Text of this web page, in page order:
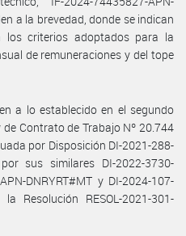
a la brevedad, donde se indican
los criterios adoptados para la
de remuneraciones y del tope
a lo establecido en el segundo
Contrato de Trabajo Nº 20.744
por Disposición DI-2021-288-
sus similares DI-2022-3730-
DNRYRT#MT y DI-2024-107-
Resolución RESOL-2021-301-